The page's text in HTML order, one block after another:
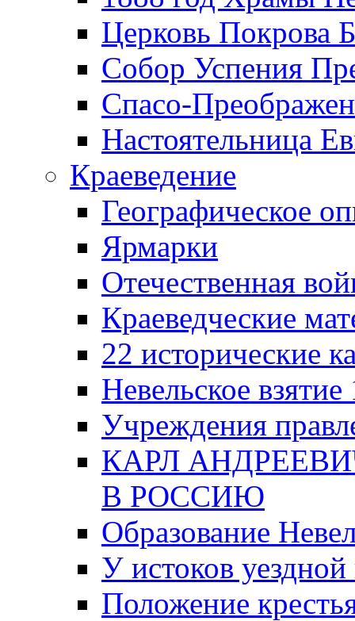
Церковь Покрова
Собор Успения
Спасо-
Настоятельница
Краеведение
Географическое
Ярмарки
Отечественная
Краеведческие
22 исторические
Невельское
Учреждения
КАРЛ
В РОССИЮ
Образование
У истоков
Положение